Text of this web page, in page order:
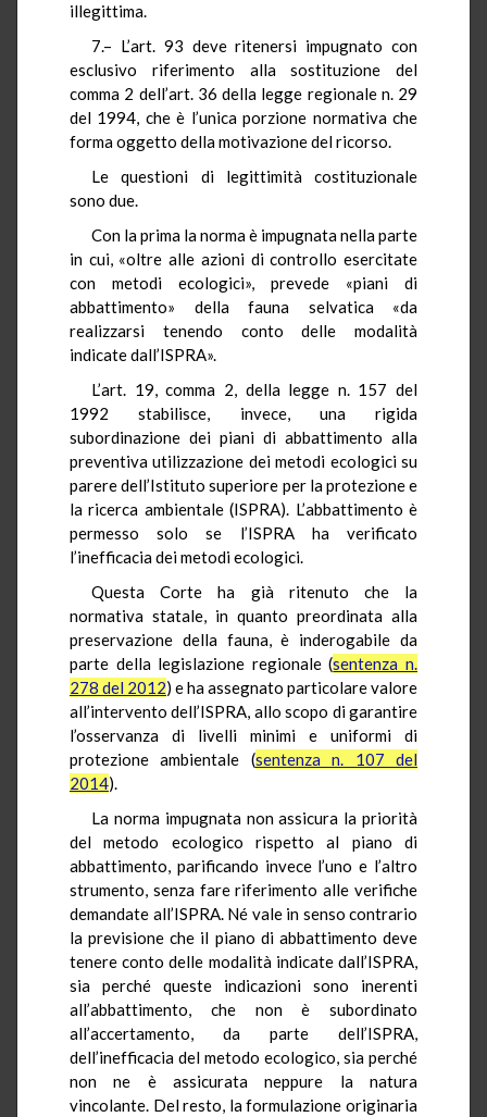
illegittima.
7.– L’art. 93 deve ritenersi impugnato con
esclusivo riferimento alla sostituzione del
comma 2 dell’art. 36 della legge regionale n. 29
del 1994, che è l’unica porzione normativa che
forma oggetto della motivazione del ricorso.
Le questioni di legittimità costituzionale
sono due.
Con la prima la norma è impugnata nella parte
in cui, «oltre alle azioni di controllo esercitate
con metodi ecologici», prevede «piani di
abbattimento» della fauna selvatica «da
realizzarsi tenendo conto delle modalità
indicate dall’ISPRA».
L’art. 19, comma 2, della legge n. 157 del
1992 stabilisce, invece, una rigida
subordinazione dei piani di abbattimento alla
preventiva utilizzazione dei metodi ecologici su
parere dell’Istituto superiore per la protezione e
la ricerca ambientale (ISPRA). L’abbattimento è
permesso solo se l’ISPRA ha verificato
l’inefficacia dei metodi ecologici.
Questa Corte ha già ritenuto che la
normativa statale, in quanto preordinata alla
preservazione della fauna, è inderogabile da
parte della legislazione regionale (sentenza n.
278 del 2012) e ha assegnato particolare valore
all’intervento dell’ISPRA, allo scopo di garantire
l’osservanza di livelli minimi e uniformi di
protezione ambientale (sentenza n. 107 del
2014).
La norma impugnata non assicura la priorità
del metodo ecologico rispetto al piano di
abbattimento, parificando invece l’uno e l’altro
strumento, senza fare riferimento alle verifiche
demandate all’ISPRA. Né vale in senso contrario
la previsione che il piano di abbattimento deve
tenere conto delle modalità indicate dall’ISPRA,
sia perché queste indicazioni sono inerenti
all’abbattimento, che non è subordinato
all’accertamento, da parte dell’ISPRA,
dell’inefficacia del metodo ecologico, sia perché
non ne è assicurata neppure la natura
vincolante. Del resto, la formulazione originaria